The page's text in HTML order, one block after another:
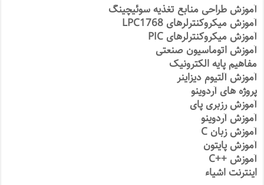
آموزش طراحی منابع تغذیه سوئیچینگ
آموزش میکروکنترلرهای LPC1768
آموزش میکروکنترلرهای PIC
آموزش اتوماسیون صنعتی
مفاهیم پایه الکترونیک
آموزش آلتیوم دیزاینر
پروژه های آردوینو
آموزش رزبری پای
آموزش آردوینو
آموزش زبان C
آموزش پایتون
آموزش ++C
اینترنت اشیاء